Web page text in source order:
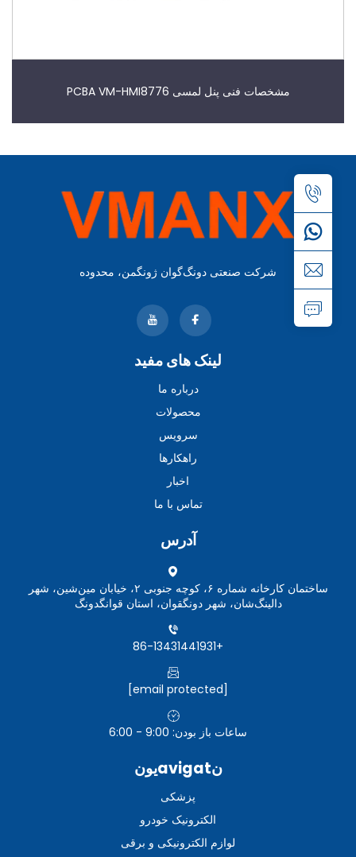
مشخصات فنی پنل لمسی PCBA VM-HMI8776
شرکت صنعتی دونگ‌گوان ژونگمن، محدوده
لینک های مفید
درباره ما
محصولات
سرویس
راهکارها
اخبار
تماس با ما
آدرس
ساختمان کارخانه شماره ۶، کوچه جنوبی ۲، خیابان مین‌شین، شهر
دالینگ‌شان، شهر دونگقوان، استان قوانگدونگ
ساعات باز بودن: 9:00 - 6:00
پزشکی
الکترونیک خودرو
لوازم الکترونیکی و برقی